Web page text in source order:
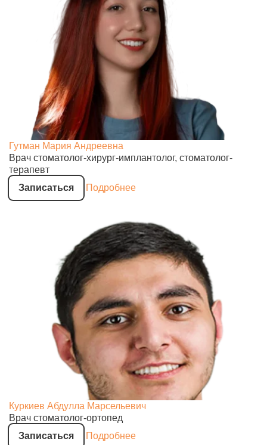
Гутман Мария Андреевна
Врач стоматолог-хирург-имплантолог, стоматолог-
терапевт
Записаться
Подробнее
Куркиев Абдулла Марсельевич
Врач стоматолог-ортопед
Записаться
Подробнее